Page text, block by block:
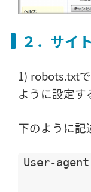
２．サイ
1) robots.txt
ように設定す
下のように記
User-